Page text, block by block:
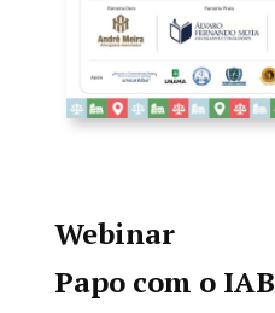
Webinar
Papo com o IAB